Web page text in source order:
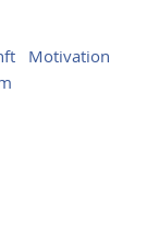
Motivation